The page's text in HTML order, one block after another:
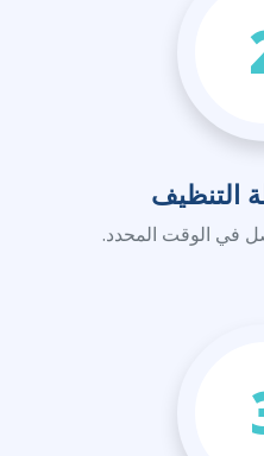
التنظيف
في الوقت المحدد.